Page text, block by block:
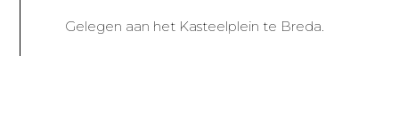
Gelegen aan het Kasteelplein te Breda.